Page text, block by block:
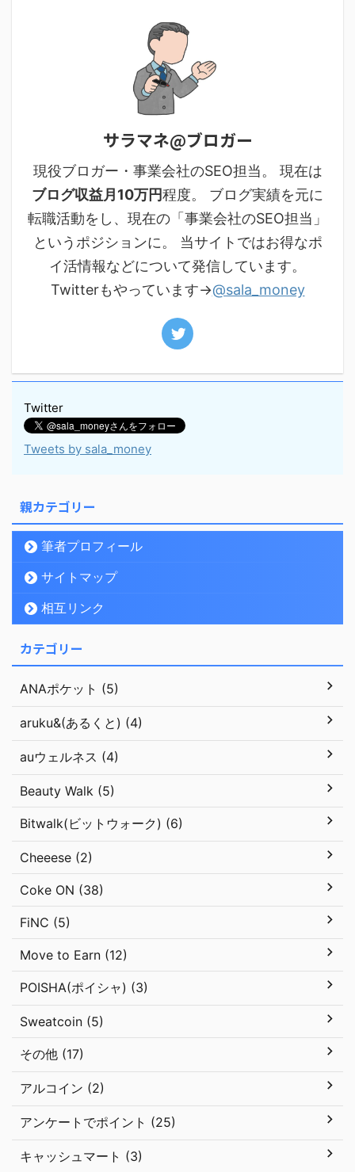
サラマネ@ブロガー
現役ブロガー・事業会社のSEO担当。 現在は
ブログ収益月10万円程度。 ブログ実績を元に
転職活動をし、現在の「事業会社のSEO担当」
というポジションに。 当サイトではお得なポ
イ活情報などについて発信しています。
Twitterもやっています→@sala_money
Twitter
Tweets by sala_money
親カテゴリー
筆者プロフィール
サイトマップ
相互リンク
カテゴリー
ANAポケット (5)
aruku&(あるくと) (4)
auウェルネス (4)
Beauty Walk (5)
Bitwalk(ビットウォーク) (6)
Cheeese (2)
Coke ON (38)
FiNC (5)
Move to Earn (12)
POISHA(ポイシャ) (3)
Sweatcoin (5)
その他 (17)
アルコイン (2)
アンケートでポイント (25)
キャッシュマート (3)